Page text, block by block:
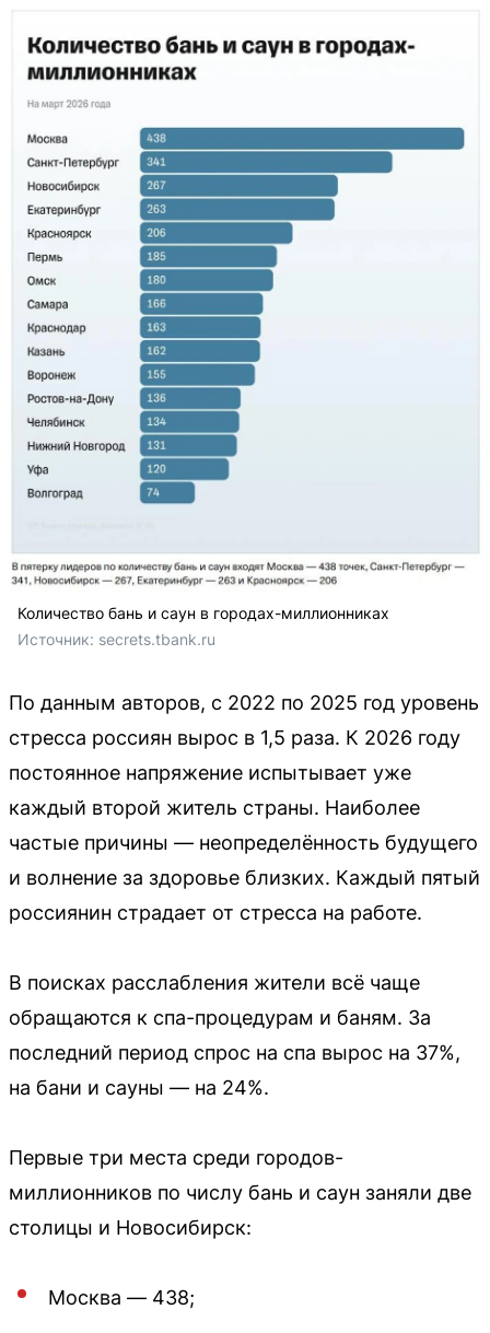
Количество бань и саун в городах-миллионниках
Источник: secrets.tbank.ru
По данным авторов, с 2022 по 2025 год уровень
стресса россиян вырос в 1,5 раза. К 2026 году
постоянное напряжение испытывает уже
каждый второй житель страны. Наиболее
частые причины — неопределённость будущего
и волнение за здоровье близких. Каждый пятый
россиянин страдает от стресса на работе.
В поисках расслабления жители всё чаще
обращаются к спа-процедурам и баням. За
последний период спрос на спа вырос на 37%,
на бани и сауны — на 24%.
Первые три места среди городов-
миллионников по числу бань и саун заняли две
столицы и Новосибирск:
Москва — 438;